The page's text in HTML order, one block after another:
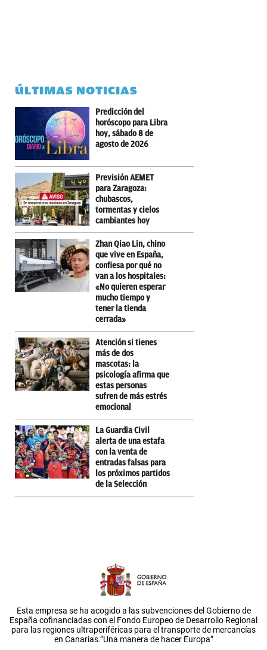
ÚLTIMAS NOTICIAS
Predicción del
horóscopo para Libra
hoy, sábado 8 de
agosto de 2026
Previsión AEMET
para Zaragoza:
chubascos,
tormentas y cielos
cambiantes hoy
Zhan Qiao Lin, chino
que vive en España,
confiesa por qué no
van a los hospitales:
«No quieren esperar
mucho tiempo y
tener la tienda
cerrada»
Atención si tienes
más de dos
mascotas: la
psicología afirma que
estas personas
sufren de más estrés
emocional
La Guardia Civil
alerta de una estafa
con la venta de
entradas falsas para
los próximos partidos
de la Selección
Esta empresa se ha acogido a las subvenciones del Gobierno de
España cofinanciadas con el Fondo Europeo de Desarrollo Regional
para las regiones ultraperiféricas para el transporte de mercancías
en Canarias.”Una manera de hacer Europa”